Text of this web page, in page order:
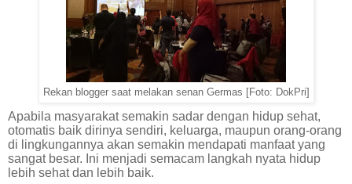
Rekan blogger saat melakan senan Germas [Foto: DokPri]
Apabila masyarakat semakin sadar dengan hidup sehat,
otomatis baik dirinya sendiri, keluarga, maupun orang-orang
di lingkungannya akan semakin mendapati manfaat yang
sangat besar. Ini menjadi semacam langkah nyata hidup
lebih sehat dan lebih baik.